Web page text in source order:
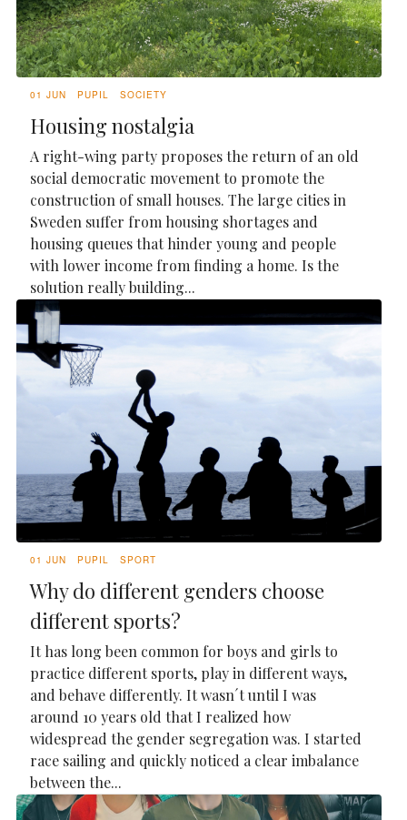
01 JUN PUPIL SOCIETY
Housing nostalgia
A right-wing party proposes the return of an old
social democratic movement to promote the
construction of small houses. The large cities in
Sweden suffer from housing shortages and
housing queues that hinder young and people
with lower income from finding a home. Is the
solution really building...
01 JUN PUPIL SPORT
Why do different genders choose
different sports?
It has long been common for boys and girls to
practice different sports, play in different ways,
and behave differently. It wasn´t until I was
around 10 years old that I realized how
widespread the gender segregation was. I started
race sailing and quickly noticed a clear imbalance
between the...